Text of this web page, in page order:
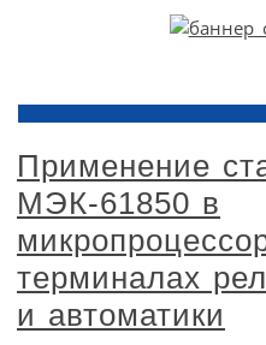
Применение
МЭК-61850 в
терминалах
и автоматики